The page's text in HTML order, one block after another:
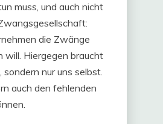
muss, und auch nicht
die Zwänge
will. Hiergegen braucht
nur uns selbst.
auch den fehlenden